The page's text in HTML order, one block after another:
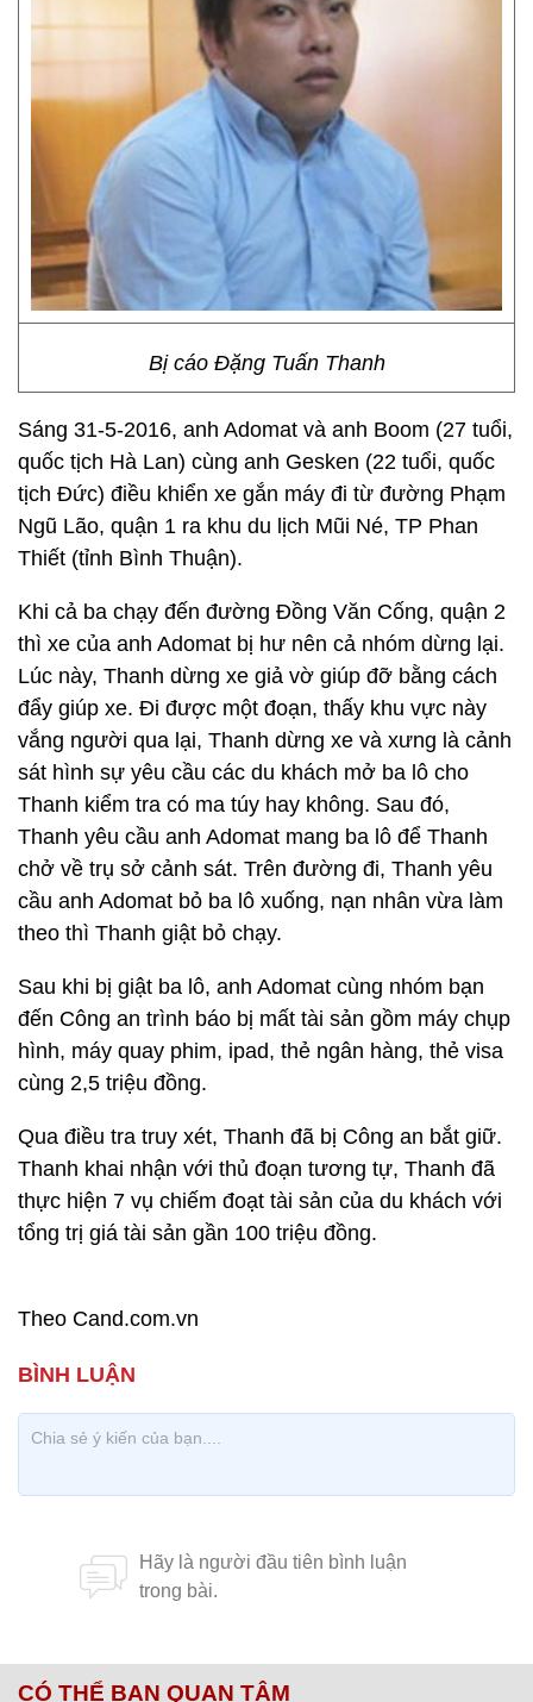
Bị cáo Đặng Tuấn Thanh
Sáng 31-5-2016, anh Adomat và anh Boom (27 tuổi,
quốc tịch Hà Lan) cùng anh Gesken (22 tuổi, quốc
tịch Đức) điều khiển xe gắn máy đi từ đường Phạm
Ngũ Lão, quận 1 ra khu du lịch Mũi Né, TP Phan
Thiết (tỉnh Bình Thuận).
Khi cả ba chạy đến đường Đồng Văn Cống, quận 2
thì xe của anh Adomat bị hư nên cả nhóm dừng lại.
Lúc này, Thanh dừng xe giả vờ giúp đỡ bằng cách
đẩy giúp xe. Đi được một đoạn, thấy khu vực này
vắng người qua lại, Thanh dừng xe và xưng là cảnh
sát hình sự yêu cầu các du khách mở ba lô cho
Thanh kiểm tra có ma túy hay không. Sau đó,
Thanh yêu cầu anh Adomat mang ba lô để Thanh
chở về trụ sở cảnh sát. Trên đường đi, Thanh yêu
cầu anh Adomat bỏ ba lô xuống, nạn nhân vừa làm
theo thì Thanh giật bỏ chạy.
Sau khi bị giật ba lô, anh Adomat cùng nhóm bạn
đến Công an trình báo bị mất tài sản gồm máy chụp
hình, máy quay phim, ipad, thẻ ngân hàng, thẻ visa
cùng 2,5 triệu đồng.
Qua điều tra truy xét, Thanh đã bị Công an bắt giữ.
Thanh khai nhận với thủ đoạn tương tự, Thanh đã
thực hiện 7 vụ chiếm đoạt tài sản của du khách với
tổng trị giá tài sản gần 100 triệu đồng.
Theo Cand.com.vn
CÓ THỂ BẠN QUAN TÂM